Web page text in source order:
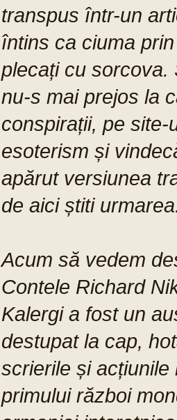
transpus într-un
întins ca ciuma
plecați cu sorcova.
nu-s mai prejos la
conspirații, pe
esoterism și
apărut versiunea
de aici știti
Acum să vedem
Contele Richard
Kalergi a fost un
destupat la cap,
scrierile și
primului război